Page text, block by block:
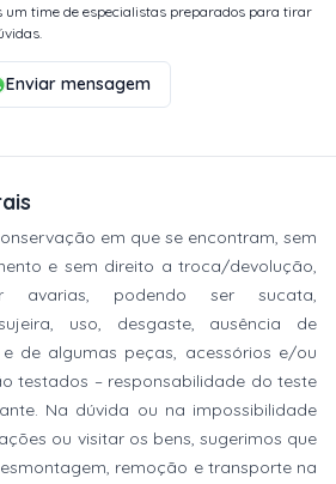
um time de especialistas preparados para tirar
Enviar mensagem
em que se encontram, sem
e sem direito a troca/devolução,
avarias, podendo ser sucata,
uso, desgaste, ausência de
de algumas peças, acessórios e/ou
testados – responsabilidade do teste
Na dúvida ou na impossibilidade
ou visitar os bens, sugerimos que
remoção e transporte na